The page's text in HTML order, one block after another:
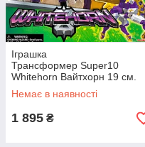
Іграшка
Трансформер Super10
Whitehorn Вайтхорн 19 см.
Робот і Єдиноріг Original
Young Toys
Немає в наявності
1 895 ₴